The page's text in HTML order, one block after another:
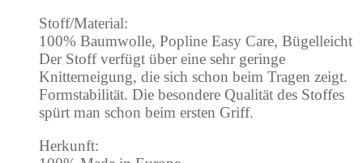
Stoff/Material:
100% Baumwolle, Popline Easy Care, Bügelleicht
Der Stoff verfügt über eine sehr geringe
Knitterneigung, die sich schon beim Tragen zeigt.
Formstabilität. Die besondere Qualität des Stoffes
spürt man schon beim ersten Griff.
Herkunft: